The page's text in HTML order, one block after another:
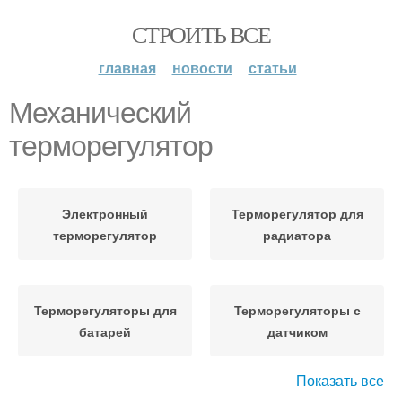
СТРОИТЬ ВСЕ
главная новости статьи
Механический
терморегулятор
Электронный
терморегулятор
Терморегулятор для
радиатора
Терморегуляторы для
батарей
Терморегуляторы с
датчиком
Показать все